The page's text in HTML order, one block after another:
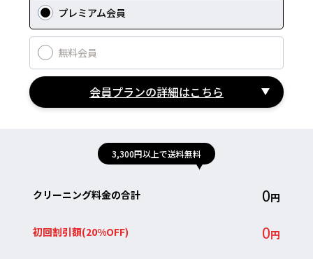
プレミアム会員
無料会員
会員プランの詳細はこちら
3,300円以上で送料無料
クリーニング料金の合計 0円
初回割引額(20%OFF) 0円